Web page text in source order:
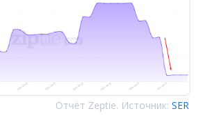
Отчёт Zeptie. Источник: SER